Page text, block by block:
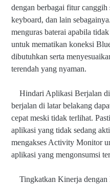
dengan berbagai fitur
keyboard, dan lain
menguras baterai apabila
untuk mematikan koneksi
dibutuhkan serta
terendah yang nyaman.
Hindari Aplikasi Berjalan
berjalan di latar belakang
cepat meski tidak terlihat.
aplikasi yang tidak sedang
mengakses Activity Monitor
aplikasi yang mengonsumsi
Tingkatkan Kinerja dengan